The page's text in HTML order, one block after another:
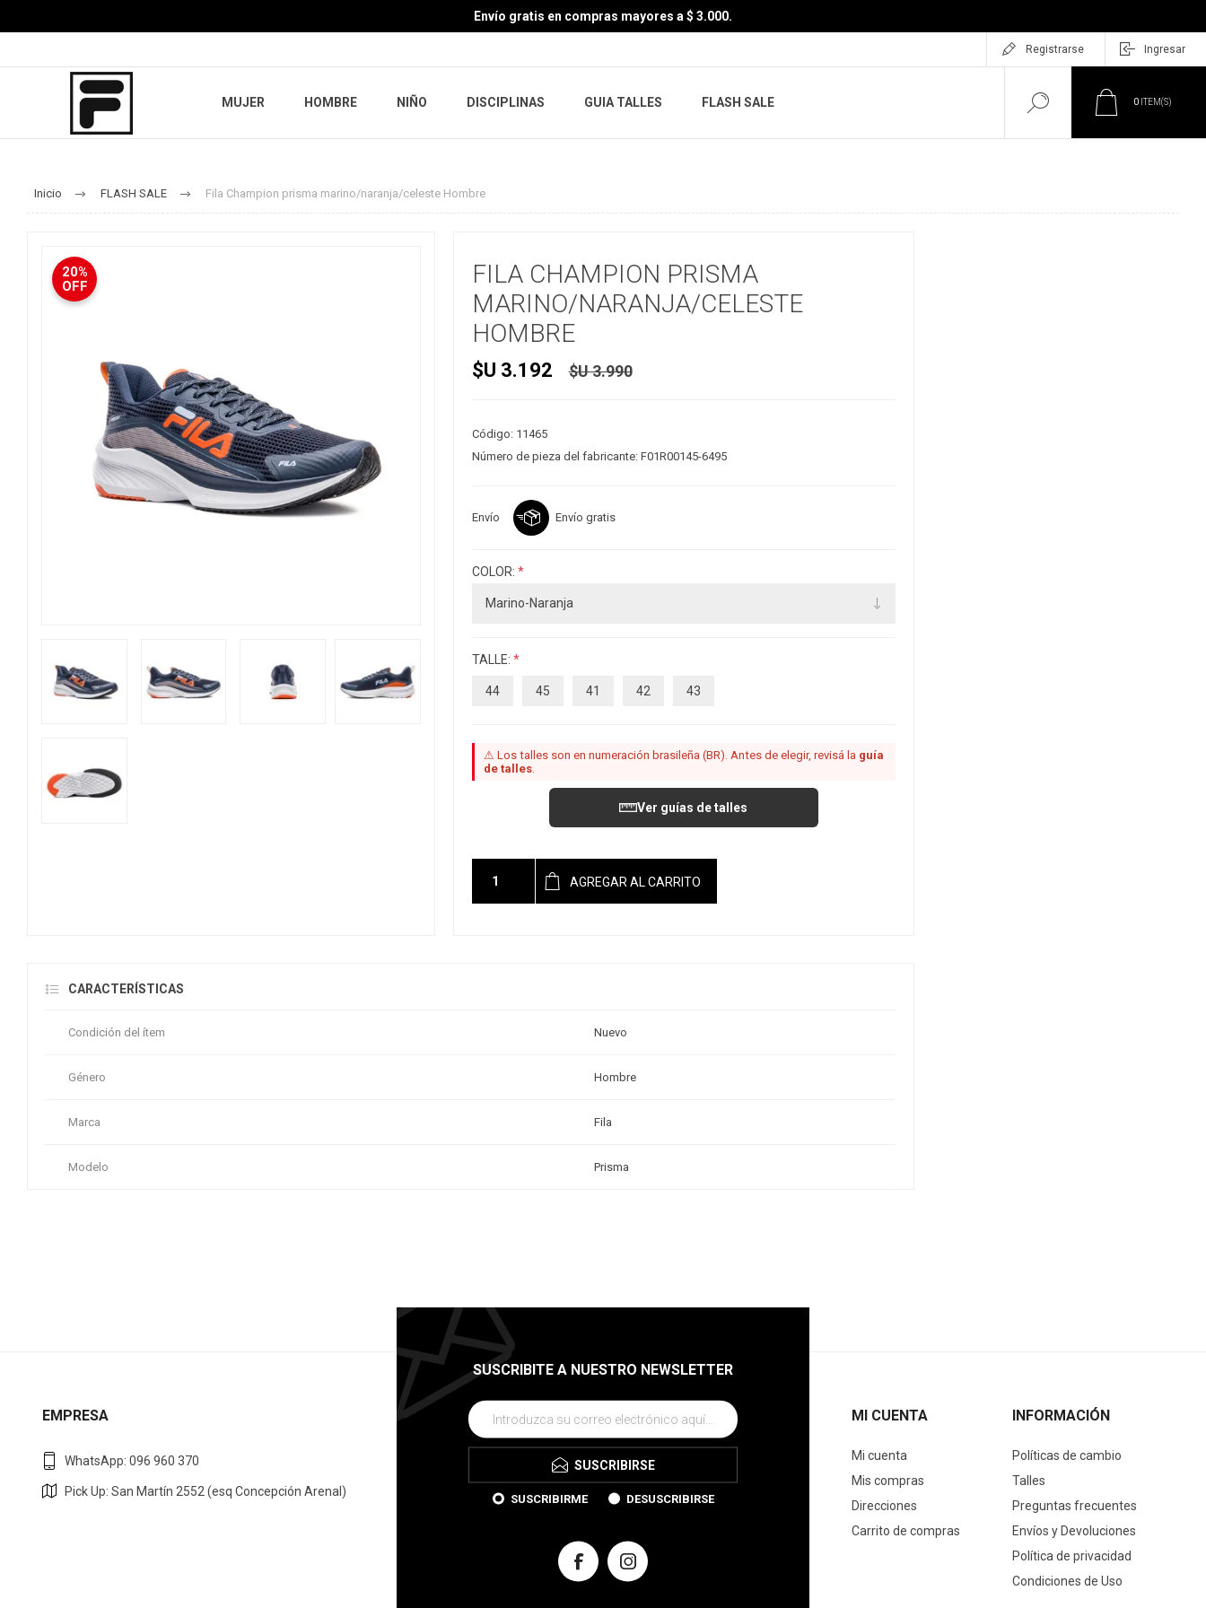
Envío gratis en compras mayores a $ 3.000.
Registrarse Ingresar
MUJER HOMBRE NIÑO DISCIPLINAS GUIA TALLES FLASH SALE 0 ITEM(S)
Inicio FLASH SALE Fila Champion prisma marino/naranja/celeste Hombre
20%
OFF
FILA CHAMPION PRISMA
MARINO/NARANJA/CELESTE
HOMBRE
$U 3.192 $U 3.990
Código: 11465
Número de pieza del fabricante: F01R00145-6495
Envío Envío gratis
COLOR: *
TALLE: *
44 45 41 42 43
⚠ Los talles son en numeración brasileña (BR). Antes de elegir, revisá la guía
de talles.
Ver guías de talles
AGREGAR AL CARRITO
CARACTERÍSTICAS
Condición del ítem Nuevo
Género Hombre
Marca Fila
Modelo Prisma
SUSCRIBITE A NUESTRO NEWSLETTER
SUSCRIBIRSE
SUSCRIBIRME DESUSCRIBIRSE
EMPRESA
WhatsApp: 096 960 370
Pick Up: San Martín 2552 (esq Concepción Arenal)
MI CUENTA
Mi cuenta
Mis compras
Direcciones
Carrito de compras
INFORMACIÓN
Políticas de cambio
Talles
Preguntas frecuentes
Envíos y Devoluciones
Política de privacidad
Condiciones de Uso